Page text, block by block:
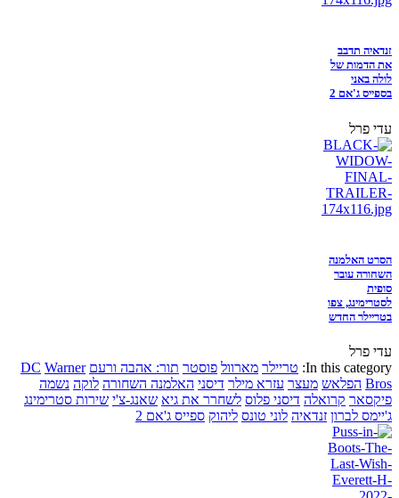
זנדאיה תדבב
את הדמות של
לולה באני
בספייס ג'אם 2
עדי פרל
הסרט האלמנה
השחורה עובר
סופית
לסטרימינג, צפו
בטריילר החדש
עדי פרל
In this category: טריילר מארוול פוסטר תור: אהבה ורעם DC Warner
Bros הפלאש מעצר עזרא מילר דיסני האלמנה השחורה לוקה נשמה
פיקסאר קרואלה דיסני פלוס לשחרר את גיא שאנג-צ'י שירות סטרימינג
ג'יימס לברון זנדאיה לוני טונס ליהוק ספייס ג'אם 2